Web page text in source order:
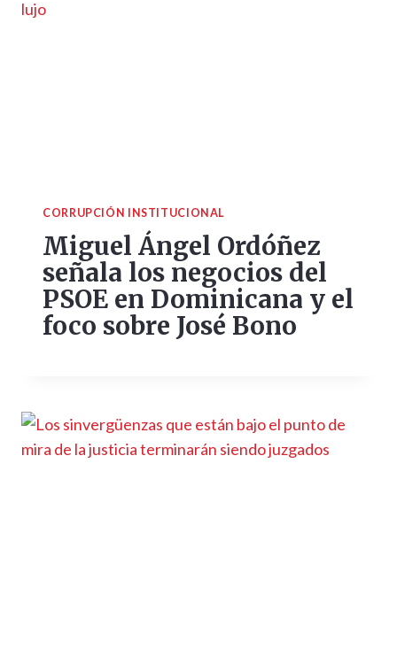
CORRUPCIÓN INSTITUCIONAL
Miguel Ángel Ordóñez
señala los negocios del
PSOE en Dominicana y el
foco sobre José Bono